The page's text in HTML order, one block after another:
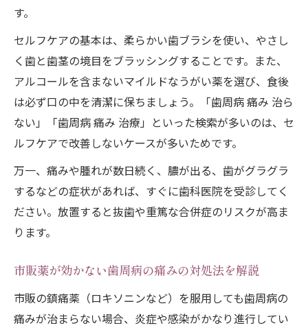
す。
セルフケアの基本は、柔らかい歯ブラシを使い、やさし
く歯と歯茎の境目をブラッシングすることです。また、
アルコールを含まないマイルドなうがい薬を選び、食後
は必ず口の中を清潔に保ちましょう。「歯周病 痛み 治ら
ない」「歯周病 痛み 治療」といった検索が多いのは、セ
ルフケアで改善しないケースが多いためです。
万一、痛みや腫れが数日続く、膿が出る、歯がグラグラ
するなどの症状があれば、すぐに歯科医院を受診してく
ださい。放置すると抜歯や重篤な合併症のリスクが高ま
ります。
市販薬が効かない歯周病の痛みの対処法を解説
市販の鎮痛薬（ロキソニンなど）を服用しても歯周病の
痛みが治まらない場合、炎症や感染がかなり進行してい